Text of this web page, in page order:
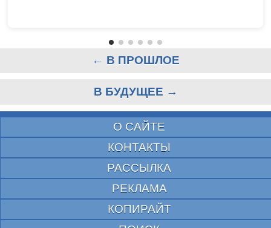
← В ПРОШЛОЕ
В БУДУЩЕЕ →
О САЙТЕ
КОНТАКТЫ
РАССЫЛКА
РЕКЛАМА
КОПИРАЙТ